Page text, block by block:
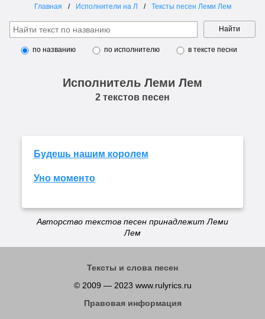
Главная Исполнители на Л Тексты песен Леми Лем
Найти
по названию по исполнителю в тексте песни
Исполнитель Леми Лем
2 текстов песен
Будешь нашим королем
Уно моменто
Авторство текстов песен принадлежит Леми
Лем
Тексты и слова песен
© 2009 — 2023 www.rulyrics.ru
Правовая информация